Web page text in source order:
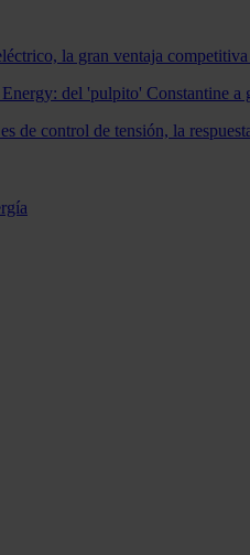
la gran ventaja
del 'pulpito' Constantine a
de control de tensión, la